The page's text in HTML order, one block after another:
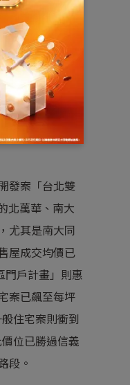
、郝龍斌以
」的大業。直
軸線平衡發
與「西區門戶
東側南港車
發案「台北雙
北萬華、南大
尤其是南大同
屋成交均價已
門戶計畫」則惠
案已飆至每坪
住宅案則衝到
位已勝過信義
段。